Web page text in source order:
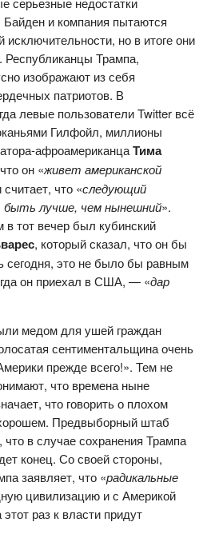
Байден и компания пытаются
исключительности, но в итоге они
Республиканцы Трампа,
изображают из себя
патриотов. В
левые пользователи Twitter всё
Гилфойл, миллионы
афроамериканцаТима
он «живет американской
считает, что «следующий
быть лучше, чем нынешний».
тот вечер был кубинский
, который сказал, что он бы
сегодня, это не было бы равным
он приехал в США, — «дар
медом для ушей граждан
сентиментальщина очень
прежде всего!». Тем не
что времена ныне
что говорить о плохом
Предвыборный штаб
в случае сохранения Трампа
конец. Со своей стороны,
заявляет, что «радикальные
цивилизацию и с Америкой
раз к власти придут